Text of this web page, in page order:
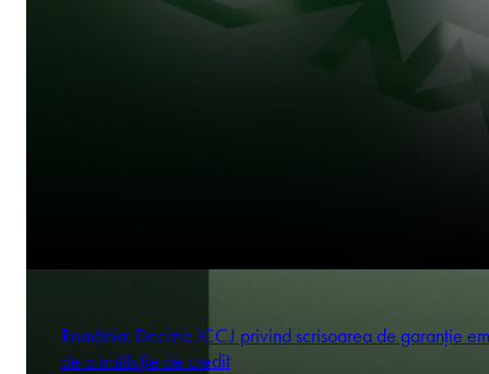
România: Decizie ICCJ privind scrisoarea de garanție
de o instituție de credit